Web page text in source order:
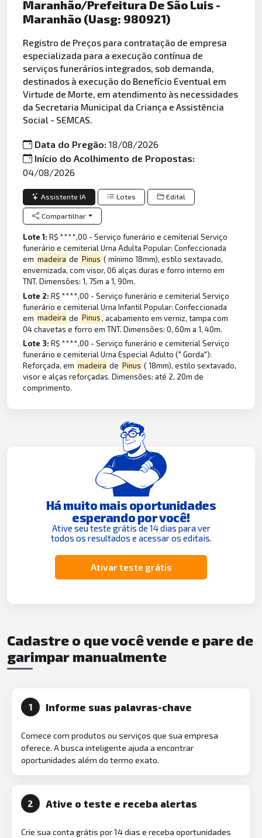
Maranhão/Prefeitura De São Luis -
Maranhão (Uasg: 980921)
Registro de Preços para contratação de empresa
especializada para a execução contínua de
serviços funerários integrados, sob demanda,
destinados à execução do Benefício Eventual em
Virtude de Morte, em atendimento às necessidades
da Secretaria Municipal da Criança e Assistência
Social - SEMCAS.
Data do Pregão:18/08/2026
Início do Acolhimento de Propostas:
04/08/2026
Assistente IA Lotes Edital
Compartilhar
Lote 1:R$ ****,00 - Serviço funerário e cemiterial Serviço
funerário e cemiterial Urna Adulta Popular: Confeccionada
em madeira de Pinus ( mínimo 18mm), estilo sextavado,
envernizada, com visor, 06 alças duras e forro interno em
TNT. Dimensões: 1, 75m a 1, 90m.
Lote 2:R$ ****,00 - Serviço funerário e cemiterial Serviço
funerário e cemiterial Urna Infantil Popular: Confeccionada
em madeira de Pinus, acabamento em verniz, tampa com
04 chavetas e forro em TNT. Dimensões: 0, 60m a 1, 40m.
Lote 3:R$ ****,00 - Serviço funerário e cemiterial Serviço
funerário e cemiterial Urna Especial Adulto (" Gorda"):
Reforçada, em madeira de Pinus ( 18mm), estilo sextavado,
visor e alças reforçadas. Dimensões: até 2, 20m de
comprimento.
Há muito mais oportunidades
esperando por você!
Ative seu teste grátis de 14 dias para ver
todos os resultados e acessar os editais.
Ativar teste grátis
Cadastre o que você vende e pare de
garimpar manualmente
1 Informe suas palavras-chave
Comece com produtos ou serviços que sua empresa
oferece. A busca inteligente ajuda a encontrar
oportunidades além do termo exato.
2 Ative o teste e receba alertas
Crie sua conta grátis por 14 dias e receba oportunidades